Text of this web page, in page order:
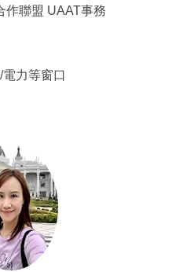
作聯盟 UAAT事務
力等窗口